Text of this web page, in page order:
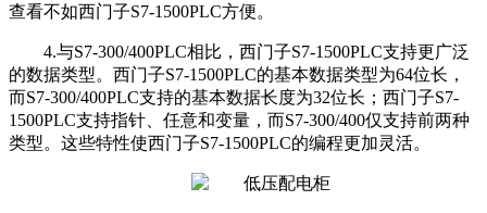
查看不如西门子S7-1500PLC方便。
4.与S7-300/400PLC相比，西门子S7-1500PLC支持更广泛
的数据类型。西门子S7-1500PLC的基本数据类型为64位长，
而S7-300/400PLC支持的基本数据长度为32位长；西门子S7-
1500PLC支持指针、任意和变量，而S7-300/400仅支持前两种
类型。这些特性使西门子S7-1500PLC的编程更加灵活。